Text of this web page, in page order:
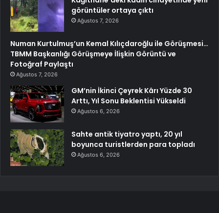
görüntüler ortaya çıktı
Ağustos 7, 2026
Numan Kurtulmuş’un Kemal Kılıçdaroğlu ile Görüşmesi…
TBMM Başkanlığı Görüşmeye İlişkin Görüntü ve
Fotoğraf Paylaştı
Ağustos 7, 2026
GM’nin İkinci Çeyrek Kârı Yüzde 30
Arttı, Yıl Sonu Beklentisi Yükseldi
Ağustos 6, 2026
Sahte antik tiyatro yaptı, 20 yıl
boyunca turistlerden para topladı
Ağustos 6, 2026